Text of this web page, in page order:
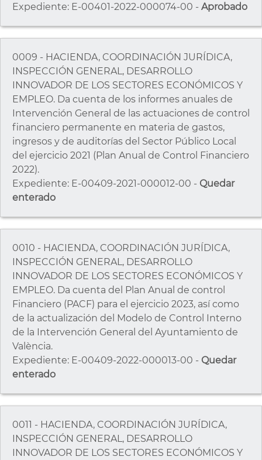
Expediente: E-00401-2022-000074-00 - Aprobado
0009 - HACIENDA, COORDINACIÓN JURÍDICA,
INSPECCIÓN GENERAL, DESARROLLO
INNOVADOR DE LOS SECTORES ECONÓMICOS Y
EMPLEO. Da cuenta de los informes anuales de
Intervención General de las actuaciones de control
financiero permanente en materia de gastos,
ingresos y de auditorías del Sector Público Local
del ejercicio 2021 (Plan Anual de Control Financiero
2022).
Expediente: E-00409-2021-000012-00 - Quedar
enterado
0010 - HACIENDA, COORDINACIÓN JURÍDICA,
INSPECCIÓN GENERAL, DESARROLLO
INNOVADOR DE LOS SECTORES ECONÓMICOS Y
EMPLEO. Da cuenta del Plan Anual de control
Financiero (PACF) para el ejercicio 2023, así como
de la actualización del Modelo de Control Interno
de la Intervención General del Ayuntamiento de
València.
Expediente: E-00409-2022-000013-00 - Quedar
enterado
0011 - HACIENDA, COORDINACIÓN JURÍDICA,
INSPECCIÓN GENERAL, DESARROLLO
INNOVADOR DE LOS SECTORES ECONÓMICOS Y